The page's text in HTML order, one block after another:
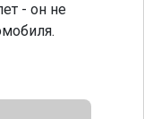
- он не